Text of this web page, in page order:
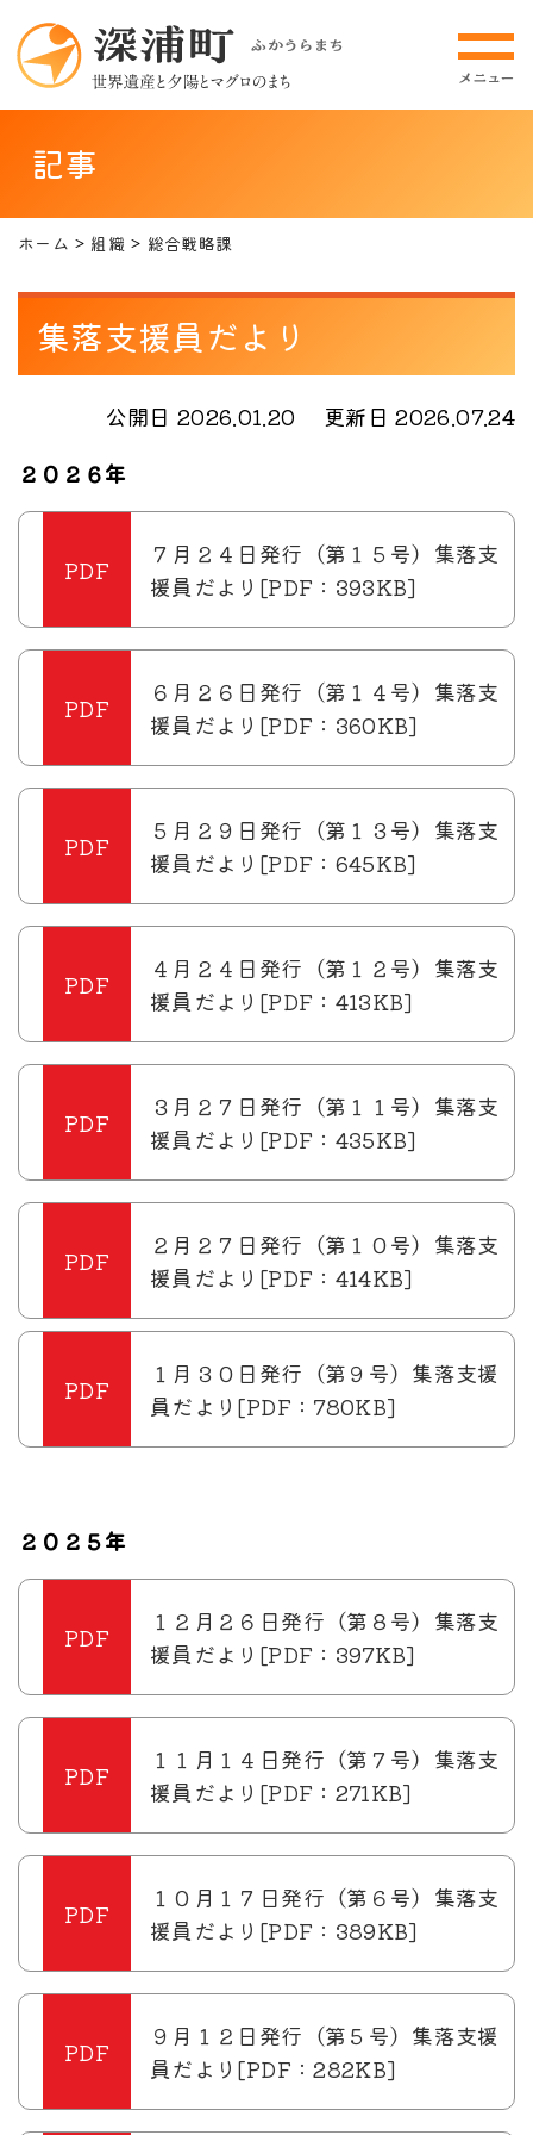
記事
ホーム 組織 総合戦略課
集落支援員だより
公開日 2026.01.20
更新日 2026.07.24
２０２６年
７月２４日発行（第１５号）集落支
援員だより[PDF：393KB]
６月２６日発行（第１４号）集落支
援員だより[PDF：360KB]
５月２９日発行（第１３号）集落支
援員だより[PDF：645KB]
４月２４日発行（第１２号）集落支
援員だより[PDF：413KB]
３月２７日発行（第１１号）集落支
援員だより[PDF：435KB]
２月２７日発行（第１０号）集落支
援員だより[PDF：414KB]
１月３０日発行（第９号）集落支援
員だより[PDF：780KB]
２０２５年
１２月２６日発行（第８号）集落支
援員だより[PDF：397KB]
１１月１４日発行（第７号）集落支
援員だより[PDF：271KB]
１０月１７日発行（第６号）集落支
援員だより[PDF：389KB]
９月１２日発行（第５号）集落支援
員だより[PDF：282KB]